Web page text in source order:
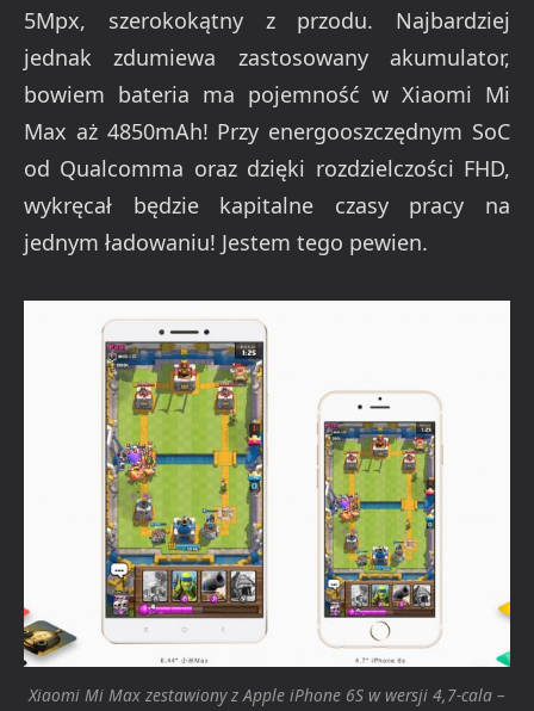
5Mpx, szerokokątny z przodu. Najbardziej
jednak zdumiewa zastosowany akumulator,
bowiem bateria ma pojemność w Xiaomi Mi
Max aż 4850mAh! Przy energooszczędnym SoC
od Qualcomma oraz dzięki rozdzielczości FHD,
wykręcał będzie kapitalne czasy pracy na
jednym ładowaniu! Jestem tego pewien.
Xiaomi Mi Max zestawiony z Apple iPhone 6S w wersji 4,7-cala –